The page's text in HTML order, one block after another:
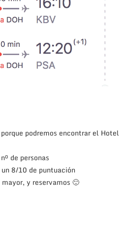
podremos encontrar el
de personas
8/10 de puntuación
y reservamos 🙂